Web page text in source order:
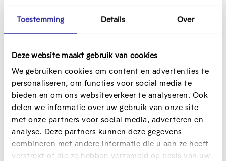
Toestemming Details Over
Deze website maakt gebruik van cookies
We gebruiken cookies om content en advertenties te
personaliseren, om functies voor social media te
bieden en om ons websiteverkeer te analyseren. Ook
delen we informatie over uw gebruik van onze site
met onze partners voor social media, adverteren en
analyse. Deze partners kunnen deze gegevens
combineren met andere informatie die u aan ze heeft
verstrekt of die ze hebben verzameld op basis van uw
Het lespakket bestaat uit drie delen:
Gedragsbeïnvloeding
gevolgen van roken en vapen, en de rol van de
media.
Gezondheidscampagnes
Theorie over gezondheidscampagnes.
Maak zelf een campagne
Leerlingen werken in groep zelf een
gezondheidscampagne uit.